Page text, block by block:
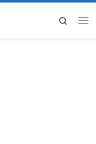
Search